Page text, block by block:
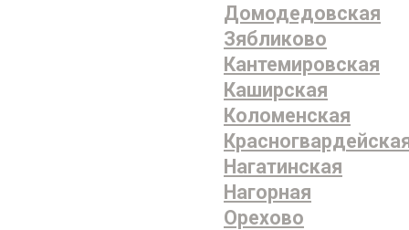
Домодедовская
Зябликово
Кантемировская
Каширская
Коломенская
Нагатинская
Нагорная
Орехово